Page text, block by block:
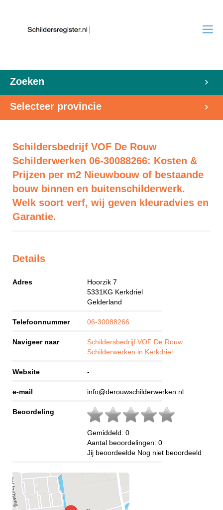
Zoeken
Selecteer provincie
Schildersbedrijf VOF De Rouw
Schilderwerken 06-30088266: Kosten &
Prijzen per m2 Nieuwbouw of bestaande
bouw binnen en buitenschilderwerk.
Welk soort verf, wij geven kleuradvies en
Garantie.
Details
Adres
Hoorzik 7
5331KG Kerkdriel
Gelderland
Telefoonnummer 06-30088266
Navigeer naar
Schildersbedrijf VOF De Rouw
Schilderwerken in Kerkdriel
Website -
e-mail info@derouwschilderwerken.nl
Beoordeling
Gemiddeld: 0
Aantal beoordelingen: 0
Jij beoordeelde Nog niet beoordeeld